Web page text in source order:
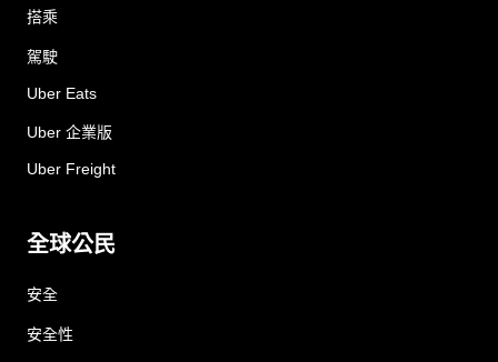
搭乘
駕駛
Uber Eats
Uber 企業版
Uber Freight
全球公民
安全
安全性